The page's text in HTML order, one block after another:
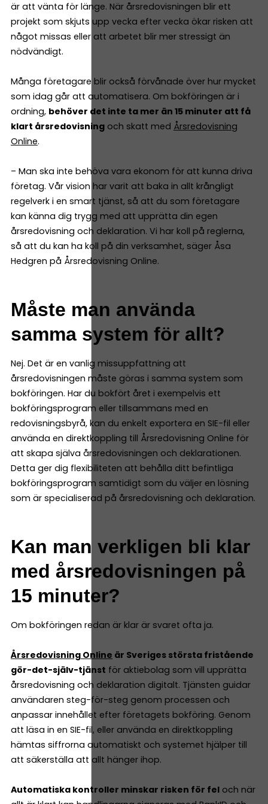
är att vänta för länge. När årsredovisningen blir ett
projekt som skjuts upp vecka efter vecka ökar risken att
något missas eller att arbetet blir mer stressigt än
nödvändigt.
Många företagare blir också förvånade över hur mycket
som idag går att automatisera. Om bokföringen är i
ordning, behöver det inte ta mer än 15 minuter att få
klart årsredovisning och skatt med Årsredovisning
Online.
– Man ska inte behöva vara ekonom för att kunna driva
företag. Vår vision har varit att baka in allt krångligt
regelverk i en smart tjänst, så att du som företagare
kan känna dig trygg med att upprätta din egen
årsredovisning och deklaration. Vi har koll på reglerna,
så att du kan ha koll på din verksamhet, säger Åsa
Hedgren på Årsredovisning Online.
Måste man använda
samma system för allt?
Nej. Det är en vanlig missuppfattning att
årsredovisningen måste göras i samma system som
bokföringen. Har du bokfört året i exempelvis ett
bokföringsprogram eller tillsammans med en
redovisningsbyrå, kan du enkelt exportera en SIE-fil eller
använda en direktkoppling till Årsredovisning Online för
att skapa själva årsredovisningen och deklarationen.
Detta ger dig flexibiliteten att behålla ditt befintliga
bokföringsprogram samtidigt som du väljer en lösning
som är specialiserad på årsredovisning och deklaration.
Kan man verkligen bli klar
med årsredovisningen på
15 minuter?
Om bokföringen redan är klar är svaret ofta ja.
Årsredovisning Online är Sveriges största fristående
gör-det-själv-tjänst för aktiebolag som vill upprätta
årsredovisning och deklaration digitalt. Tjänsten guidar
användaren steg-för-steg genom processen och
anpassar innehållet efter företagets bokföring. Genom
att läsa in en SIE-fil, eller använda en direktkoppling
hämtas siffrorna automatiskt och systemet hjälper till
att säkerställa att allt hänger ihop.
Automatiska kontroller minskar risken för fel och när